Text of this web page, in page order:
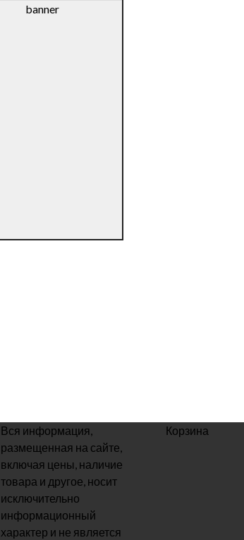
Вся информация,
размещенная на сайте,
включая цены, наличие
товара и другое, носит
исключительно
информационный
характер и не является
Корзина